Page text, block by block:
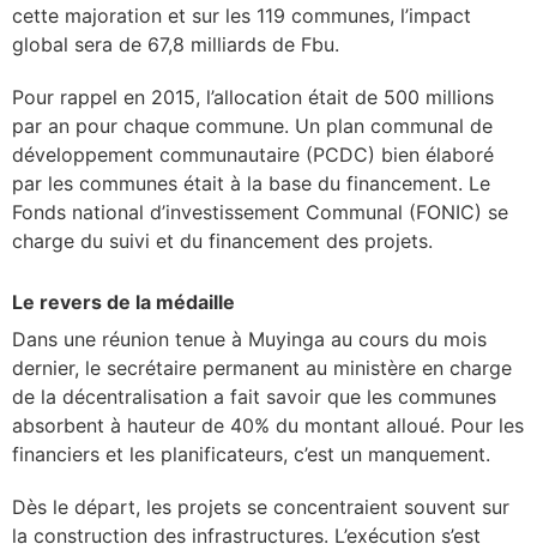
cette majoration et sur les 119 communes, l’impact
global sera de 67,8 milliards de Fbu.
Pour rappel en 2015, l’allocation était de 500 millions
par an pour chaque commune. Un plan communal de
développement communautaire (PCDC) bien élaboré
par les communes était à la base du financement. Le
Fonds national d’investissement Communal (FONIC) se
charge du suivi et du financement des projets.
Le revers de la médaille
Dans une réunion tenue à Muyinga au cours du mois
dernier, le secrétaire permanent au ministère en charge
de la décentralisation a fait savoir que les communes
absorbent à hauteur de 40% du montant alloué. Pour les
financiers et les planificateurs, c’est un manquement.
Dès le départ, les projets se concentraient souvent sur
la construction des infrastructures. L’exécution s’est